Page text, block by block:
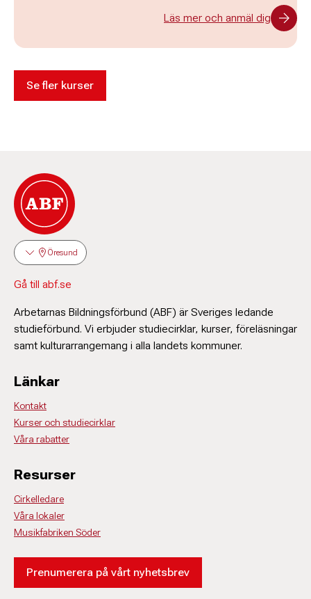
Läs mer och anmäl dig
Se fler kurser
Öresund
Gå till abf.se
Arbetarnas Bildningsförbund (ABF) är Sveriges ledande
studieförbund. Vi erbjuder studiecirklar, kurser, föreläsningar
samt kulturarrangemang i alla landets kommuner.
Länkar
Kontakt
Kurser och studiecirklar
Våra rabatter
Resurser
Cirkelledare
Våra lokaler
Musikfabriken Söder
Prenumerera på vårt nyhetsbrev